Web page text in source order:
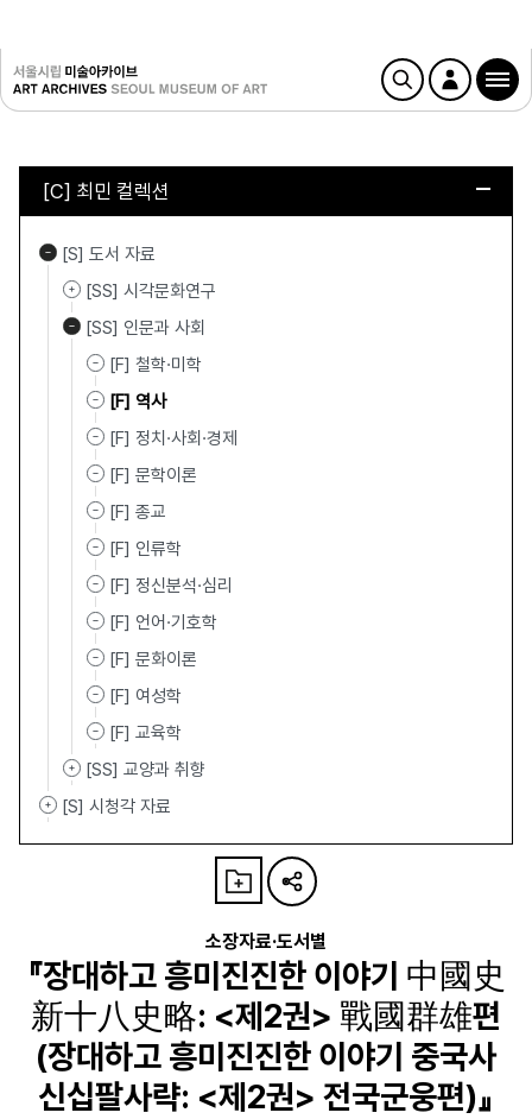
[C] 최민 컬렉션
[S] 도서 자료
[SS] 시각문화연구
[SS] 인문과 사회
[F] 철학·미학
[F] 역사
[F] 정치·사회·경제
[F] 문학이론
[F] 종교
[F] 인류학
[F] 정신분석·심리
[F] 언어·기호학
[F] 문화이론
[F] 여성학
[F] 교육학
[SS] 교양과 취향
[S] 시청각 자료
소장자료·도서별
『장대하고 흥미진진한 이야기 中國史
新十八史略: <제2권> 戰國群雄편
(장대하고 흥미진진한 이야기 중국사
신십팔사략: <제2권> 전국군웅편)』